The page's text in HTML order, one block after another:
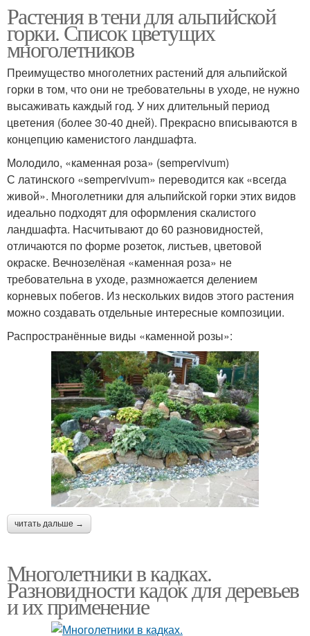
Растения в тени для альпийской
горки. Список цветущих
многолетников
Преимущество многолетних растений для альпийской
горки в том, что они не требовательны в уходе, не нужно
высаживать каждый год. У них длительный период
цветения (более 30-40 дней). Прекрасно вписываются в
концепцию каменистого ландшафта.
Молодило, «каменная роза» (sempervivum)
С латинского «sempervivum» переводится как «всегда
живой». Многолетники для альпийской горки этих видов
идеально подходят для оформления скалистого
ландшафта. Насчитывают до 60 разновидностей,
отличаются по форме розеток, листьев, цветовой
окраске. Вечнозелёная «каменная роза» не
требовательна в уходе, размножается делением
корневых побегов. Из нескольких видов этого растения
можно создавать отдельные интересные композиции.
Распространённые виды «каменной розы»:
читать дальше →
Многолетники в кадках.
Разновидности кадок для деревьев
и их применение